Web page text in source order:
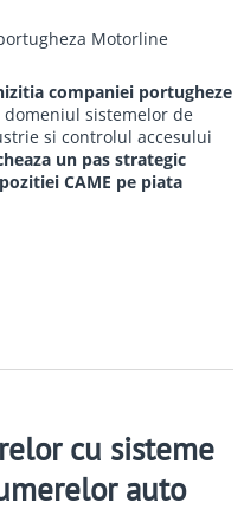
companiei portugheze
sistemelor de
si controlul accesului
un pas strategic
CAME pe piata
cu sisteme
auto